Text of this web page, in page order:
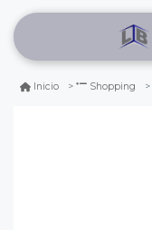
Inicio Shopping